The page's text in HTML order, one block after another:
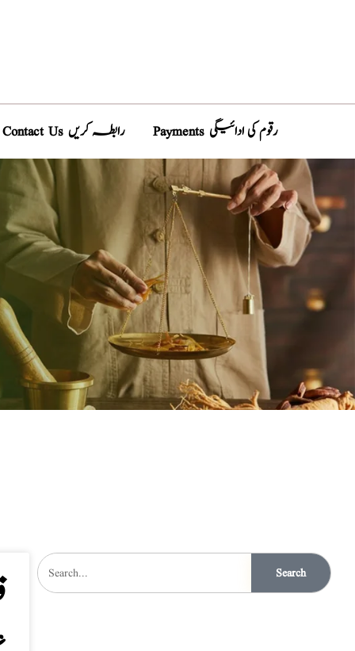
Contact Us رابطہ کریں Payments رقوم کی ادائیگی
Search